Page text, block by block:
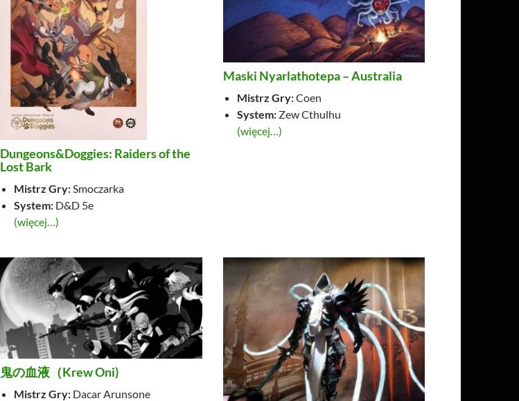
Dungeons&Doggies: Raiders of the
Lost Bark
Mistrz Gry:Smoczarka
System: D&D 5e
(więcej…)
Maski Nyarlathotepa – Australia
Mistrz Gry:Coen
System:Zew Cthulhu
(więcej…)
鬼の血液（Krew Oni)
Mistrz Gry: Dacar Arunsone